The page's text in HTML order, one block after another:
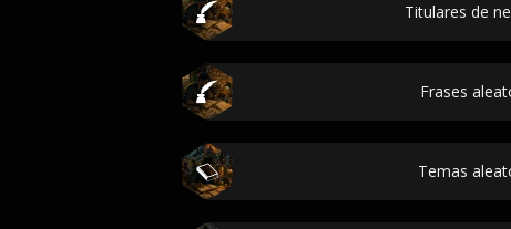
Titulares de
Frases
Temas